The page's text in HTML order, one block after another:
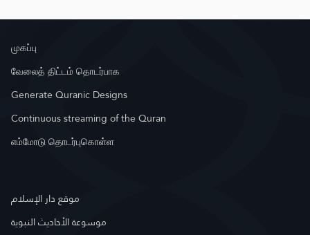
முகப்பு
வேலைத் திட்டம் தொடர்பாக
Generate Quranic Designs
Continuous streaming of the Quran
எம்மோடு தொடர்புகொள்ள
موقع دار الإسلام
موسوعة الأحاديث النبوية